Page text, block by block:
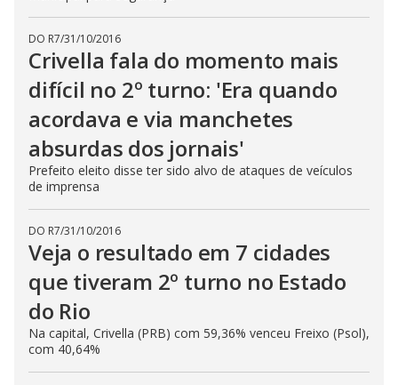
DO R7/31/10/2016
Crivella fala do momento mais
difícil no 2º turno: 'Era quando
acordava e via manchetes
absurdas dos jornais'
Prefeito eleito disse ter sido alvo de ataques de veículos
de imprensa
DO R7/31/10/2016
Veja o resultado em 7 cidades
que tiveram 2º turno no Estado
do Rio
Na capital, Crivella (PRB) com 59,36% venceu Freixo (Psol),
com 40,64%